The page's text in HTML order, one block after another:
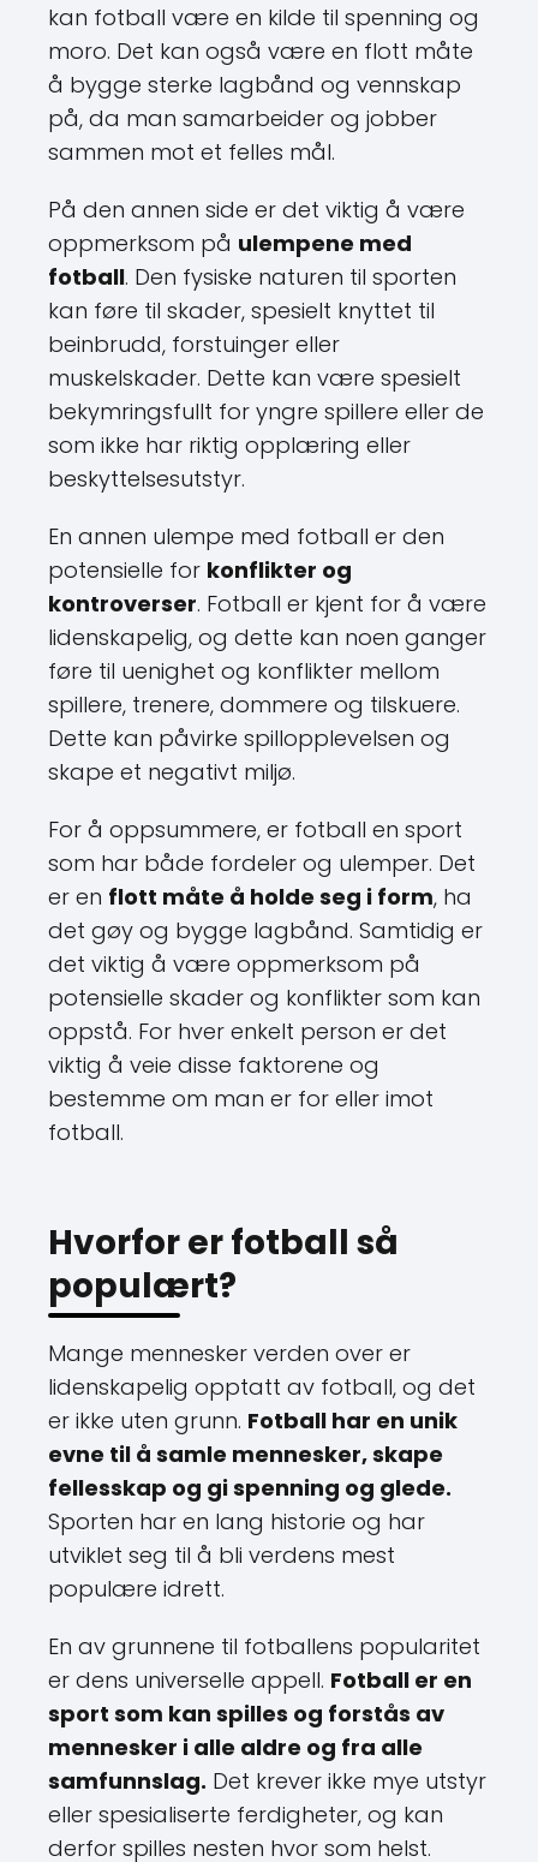
kan fotball være en kilde til spenning og
moro. Det kan også være en flott måte
å bygge sterke lagbånd og vennskap
på, da man samarbeider og jobber
sammen mot et felles mål.
På den annen side er det viktig å være
oppmerksom på ulempene med
fotball. Den fysiske naturen til sporten
kan føre til skader, spesielt knyttet til
beinbrudd, forstuinger eller
muskelskader. Dette kan være spesielt
bekymringsfullt for yngre spillere eller de
som ikke har riktig opplæring eller
beskyttelsesutstyr.
En annen ulempe med fotball er den
potensielle for konflikter og
kontroverser. Fotball er kjent for å være
lidenskapelig, og dette kan noen ganger
føre til uenighet og konflikter mellom
spillere, trenere, dommere og tilskuere.
Dette kan påvirke spillopplevelsen og
skape et negativt miljø.
For å oppsummere, er fotball en sport
som har både fordeler og ulemper. Det
er en flott måte å holde seg i form, ha
det gøy og bygge lagbånd. Samtidig er
det viktig å være oppmerksom på
potensielle skader og konflikter som kan
oppstå. For hver enkelt person er det
viktig å veie disse faktorene og
bestemme om man er for eller imot
fotball.
Hvorfor er fotball så
populært?
Mange mennesker verden over er
lidenskapelig opptatt av fotball, og det
er ikke uten grunn. Fotball har en unik
evne til å samle mennesker, skape
fellesskap og gi spenning og glede.
Sporten har en lang historie og har
utviklet seg til å bli verdens mest
populære idrett.
En av grunnene til fotballens popularitet
er dens universelle appell. Fotball er en
sport som kan spilles og forstås av
mennesker i alle aldre og fra alle
samfunnslag. Det krever ikke mye utstyr
eller spesialiserte ferdigheter, og kan
derfor spilles nesten hvor som helst.